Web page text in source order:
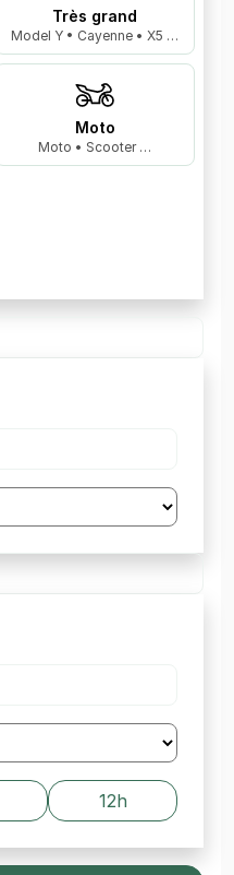
Très grand
Model Y • Cayenne • X5 …
Moto
Moto • Scooter …
12h